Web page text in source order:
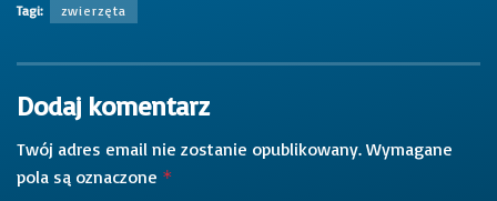
Tagi: zwierzęta
Dodaj komentarz
Twój adres email nie zostanie opublikowany. Wymagane
pola są oznaczone *